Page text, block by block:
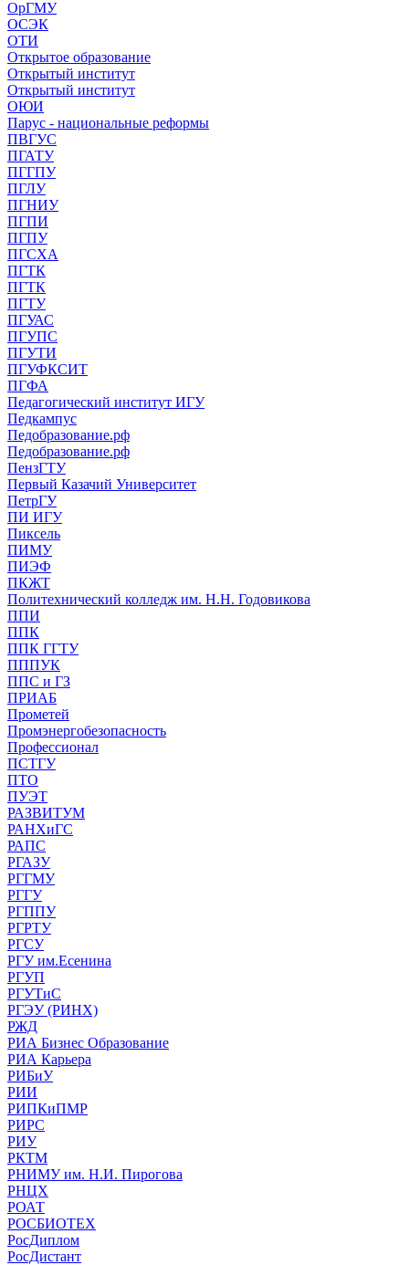
ОрГМУ
ОСЭК
ОТИ
Открытое образование
Открытый институт
Открытый институт
ОЮИ
Парус - национальные реформы
ПВГУС
ПГАТУ
ПГГПУ
ПГЛУ
ПГНИУ
ПГПИ
ПГПУ
ПГСХА
ПГТК
ПГТК
ПГТУ
ПГУАС
ПГУПС
ПГУТИ
ПГУФКСИТ
ПГФА
Педагогический институт ИГУ
Педкампус
Педобразование.рф
Педобразование.рф
ПензГТУ
Первый Казачий Университет
ПетрГУ
ПИ ИГУ
Пиксель
ПИМУ
ПИЭФ
ПКЖТ
Политехнический колледж им. Н.Н. Годовикова
ППИ
ППК
ППК ГГТУ
ПППУК
ППС и ГЗ
ПРИАБ
Прометей
Промэнергобезопасность
Профессионал
ПСТГУ
ПТО
ПУЭТ
РАЗВИТУМ
РАНХиГС
РАПС
РГАЗУ
РГГМУ
РГГУ
РГППУ
РГРТУ
РГСУ
РГУ им.Есенина
РГУП
РГУТиС
РГЭУ (РИНХ)
РЖД
РИА Бизнес Образование
РИА Карьера
РИБиУ
РИИ
РИПКиПМР
РИРС
РИУ
РКТМ
РНИМУ им. Н.И. Пирогова
РНЦХ
РОАТ
РОСБИОТЕХ
РосДиплом
РосДистант